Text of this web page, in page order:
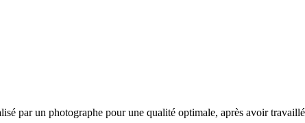
par un photographe pour une qualité optimale, après avoir